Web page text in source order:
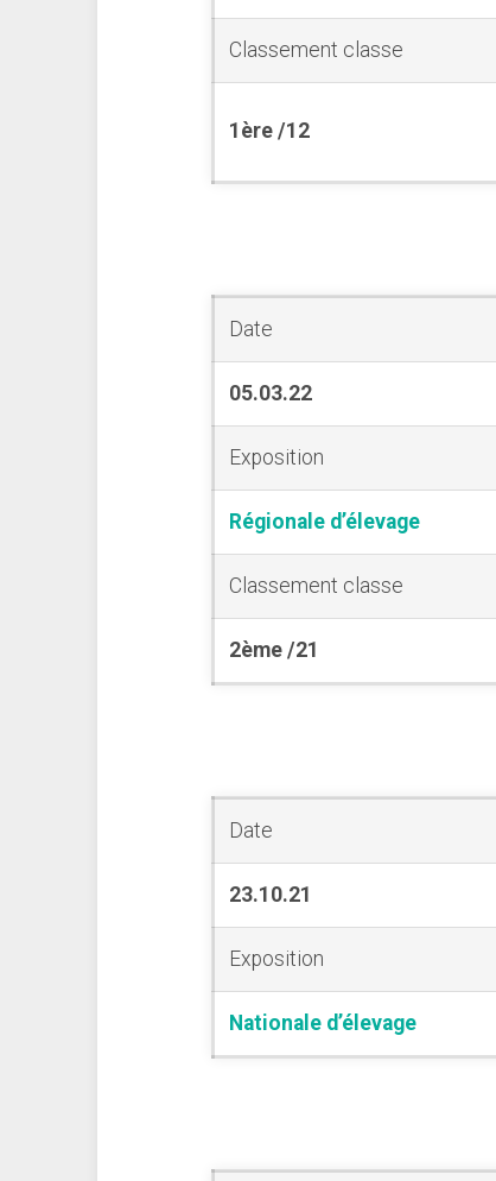
Classement classe
1ère /12
Date
05.03.22
Exposition
Régionale d’élevage
Classement classe
2ème /21
Date
23.10.21
Exposition
Nationale d’élevage